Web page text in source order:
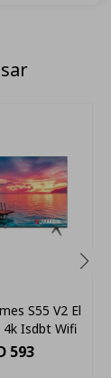
S55 V2 El
4k Isdbt Wifi
593